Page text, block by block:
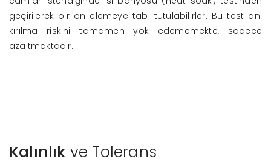
geçirilerek bir ön elemeye tabi tutulabilirler. Bu test ani
kırılma riskini tamamen yok edememekte, sadece
azaltmaktadır.
Kalınlık ve Tolerans